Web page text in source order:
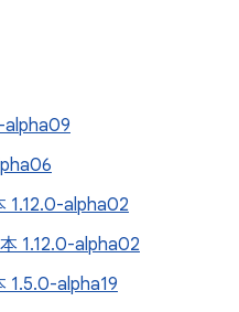
1.12.0-alpha02
1.12.0-alpha02
1.5.0-alpha19